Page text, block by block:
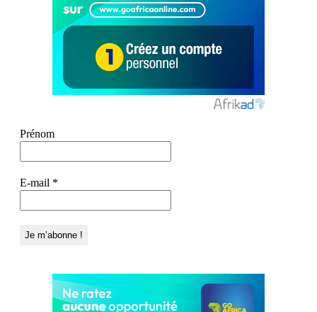
Prénom
E-mail *